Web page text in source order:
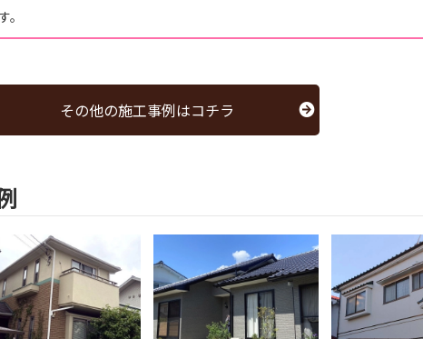
その他の施工事例はコチラ